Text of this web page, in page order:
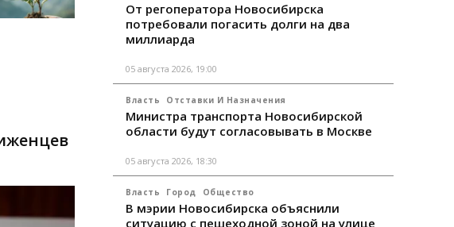
От регоператора Новосибирска
потребовали погасить долги на два
миллиарда
05 августа 2026, 19:00
Власть Отставки И Назначения
Министра транспорта Новосибирской
области будут согласовывать в Москве
05 августа 2026, 18:30
Власть Город Общество
В мэрии Новосибирска объяснили
ситуацию с пешеходной зоной на улице